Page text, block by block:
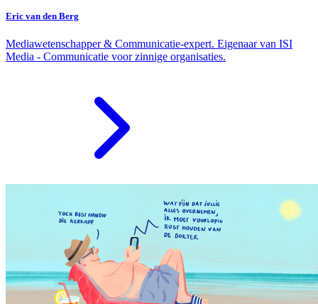
Eric van den Berg
Mediawetenschapper & Communicatie-expert. Eigenaar van ISI
Media - Communicatie voor zinnige organisaties.